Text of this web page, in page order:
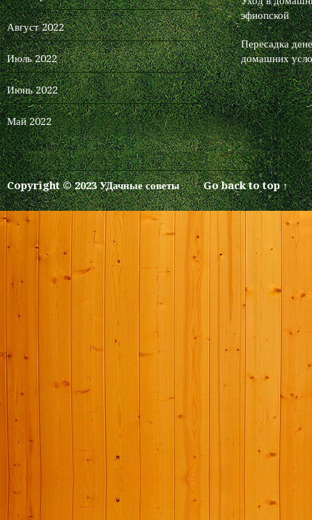
Август 2022
Июль 2022
Июнь 2022
Май 2022
эфиопской
Пересадка
домашних
Copyright © 2023 УДачные советы Go back to top ↑